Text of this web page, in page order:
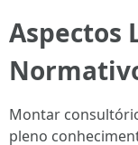
Aspectos
Montar
pleno